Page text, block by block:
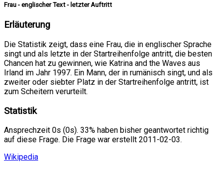
Frau - englischer Text - letzter Auftritt
Erläuterung
Die Statistik zeigt, dass eine Frau, die in englischer Sprache
singt und als letzte in der Startreihenfolge antritt, die besten
Chancen hat zu gewinnen, wie Katrina and the Waves aus
Irland im Jahr 1997. Ein Mann, der in rumänisch singt, und als
zweiter oder siebter Platz in der Startreihenfolge antritt, ist
zum Scheitern verurteilt.
Statistik
Ansprechzeit 0s (0s). 33% haben bisher geantwortet richtig
auf diese Frage. Die Frage war erstellt 2011-02-03.
Wikipedia